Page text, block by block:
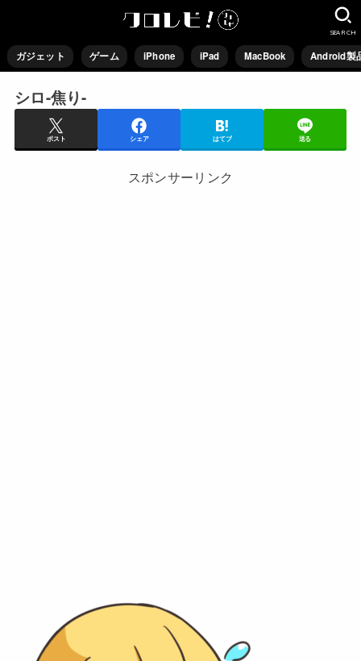
ガジェット ゲーム iPhone iPad MacBook Android製
SEARCH
シロ-焦り-
ポスト シェア はてブ 送る
スポンサーリンク